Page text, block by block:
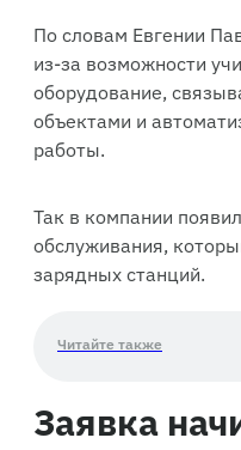
По словам Евгении
из-за возможности
оборудование,
объектами и
работы.
Так в компании
обслуживания,
зарядных станций.
Читайте также
Заявка